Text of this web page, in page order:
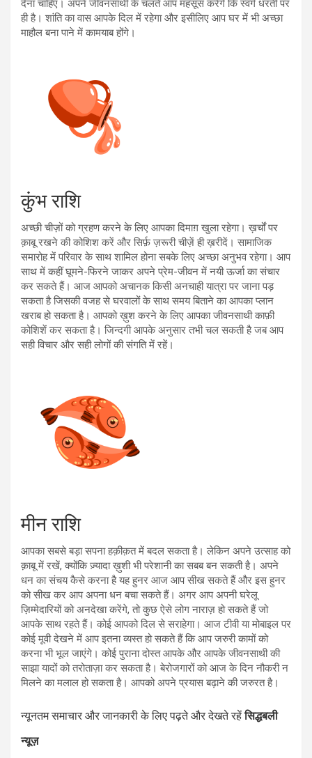
देना चाहिए। अपने जीवनसाथी के चलते आप महसूस करेंगे कि स्वर्ग धरती पर
ही है। शांति का वास आपके दिल में रहेगा और इसीलिए आप घर में भी अच्छा
माहौल बना पाने में कामयाब होंगे।
कुंभ राशि
अच्छी चीज़ों को ग्रहण करने के लिए आपका दिमाग़ खुला रहेगा। ख़र्चों पर
क़ाबू रखने की कोशिश करें और सिर्फ़ ज़रूरी चीज़ें ही ख़रीदें। सामाजिक
समारोह में परिवार के साथ शामिल होना सबके लिए अच्छा अनुभव रहेगा। आप
साथ में कहीं घूमने-फिरने जाकर अपने प्रेम-जीवन में नयी ऊर्जा का संचार
कर सकते हैं। आज आपको अचानक किसी अनचाही यात्रा पर जाना पड़
सकता है जिसकी वजह से घरवालों के साथ समय बिताने का आपका प्लान
खराब हो सकता है। आपको ख़ुश करने के लिए आपका जीवनसाथी काफ़ी
कोशिशें कर सकता है। जिन्दगी आपके अनुसार तभी चल सकती है जब आप
सही विचार और सही लोगों की संगति में रहें।
मीन राशि
आपका सबसे बड़ा सपना हक़ीक़त में बदल सकता है। लेकिन अपने उत्साह को
क़ाबू में रखें, क्योंकि ज़्यादा ख़ुशी भी परेशानी का सबब बन सकती है। अपने
धन का संचय कैसे करना है यह हुनर आज आप सीख सकते हैं और इस हुनर
को सीख कर आप अपना धन बचा सकते हैं। अगर आप अपनी घरेलू
ज़िम्मेदारियों को अनदेखा करेंगे, तो कुछ ऐसे लोग नाराज़ हो सकते हैं जो
आपके साथ रहते हैं। कोई आपको दिल से सराहेगा। आज टीवी या मोबाइल पर
कोई मूवी देखने में आप इतना व्यस्त हो सकते हैं कि आप जरुरी कामों को
करना भी भूल जाएंगे। कोई पुराना दोस्त आपके और आपके जीवनसाथी की
साझा यादों को तरोताज़ा कर सकता है। बेरोजगारों को आज के दिन नौकरी न
मिलने का मलाल हो सकता है। आपको अपने प्रयास बढ़ाने की जरुरत है।
न्यूनतम समाचार और जानकारी के लिए पढ़ते और देखते रहेंसिद्धबली
न्यूज़